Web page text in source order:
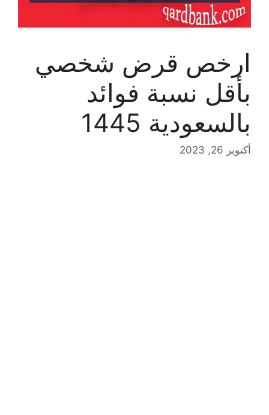
ارخص قرض شخصي
بأقل نسبة فوائد
بالسعودية 1445
أكتوبر 26, 2023